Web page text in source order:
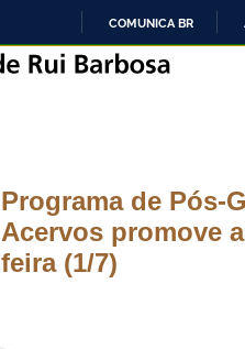
COMUNICA BR
Programa de Pós-
Acervos promove
feira (1/7)